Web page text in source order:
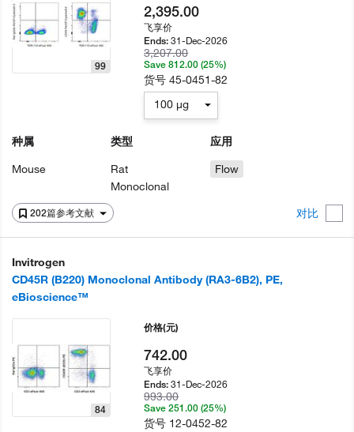
202篇参考文献 对比
99
种属
Mouse
类型
Rat
Monoclonal
应用
Flow
2,395.00
飞享价
Ends:31-Dec-2026
3,207.00
Save 812.00 (25%)
货号45-0451-82
100 µg
Invitrogen
CD45R (B220) Monoclonal Antibody (RA3-6B2), PE,
eBioscience™
84
价格(元)
742.00
飞享价
Ends:31-Dec-2026
993.00
Save 251.00 (25%)
货号 12-0452-82